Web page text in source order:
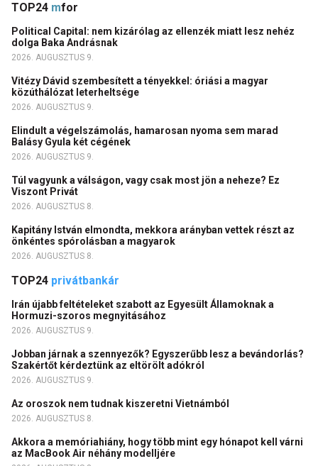
TOP24 mfor
Political Capital: nem kizárólag az ellenzék miatt lesz nehéz
dolga Baka Andrásnak
2026. AUGUSZTUS 9.
Vitézy Dávid szembesített a tényekkel: óriási a magyar
közúthálózat leterheltsége
2026. AUGUSZTUS 9.
Elindult a végelszámolás, hamarosan nyoma sem marad
Balásy Gyula két cégének
2026. AUGUSZTUS 9.
Túl vagyunk a válságon, vagy csak most jön a neheze? Ez
Viszont Privát
2026. AUGUSZTUS 8.
Kapitány István elmondta, mekkora arányban vettek részt az
önkéntes spórolásban a magyarok
2026. AUGUSZTUS 8.
TOP24 privátbankár
Irán újabb feltételeket szabott az Egyesült Államoknak a
Hormuzi-szoros megnyitásához
2026. AUGUSZTUS 9.
Jobban járnak a szennyezők? Egyszerűbb lesz a bevándorlás?
Szakértőt kérdeztünk az eltörölt adókról
2026. AUGUSZTUS 9.
Az oroszok nem tudnak kiszeretni Vietnámból
2026. AUGUSZTUS 8.
Akkora a memóriahiány, hogy több mint egy hónapot kell várni
az MacBook Air néhány modelljére